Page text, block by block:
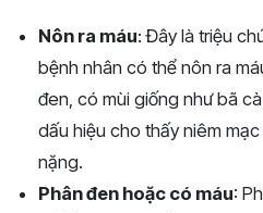
Nôn ra máu: Đây là triệu
bệnh nhân có thể nôn ra
đen, có mùi giống như bã
dấu hiệu cho thấy niêm
nặng.
Phân đen hoặc có máu: